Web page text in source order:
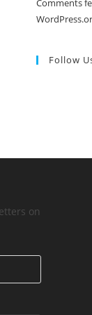
Comments
Follow
on